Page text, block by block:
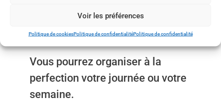
Voir les préférences
Politique de cookiesPolitique de confidentialitéPolitique de confidentialité
outil, vous êtes sûr de ne rien
oublier.
Vous pourrez organiser à la
perfection votre journée ou votre
semaine.